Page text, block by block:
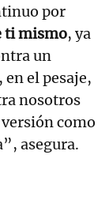
por
ti mismo, ya
un
el pesaje,
nosotros
como
asegura.